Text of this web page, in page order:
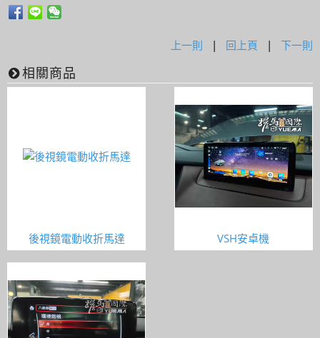
上一則 | 回上頁 | 下一則
相關商品
後視鏡電動收折馬達 VSH安卓機